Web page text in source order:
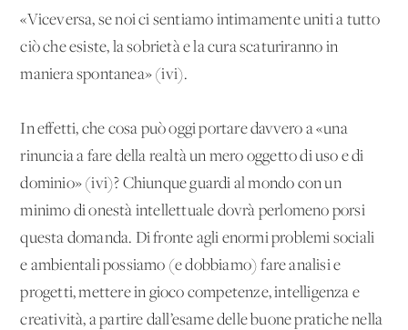
«Viceversa, se noi ci sentiamo intimamente uniti a tutto
ciò che esiste, la sobrietà e la cura scaturiranno in
maniera spontanea» (ivi).
In effetti, che cosa può oggi portare davvero a «una
rinuncia a fare della realtà un mero oggetto di uso e di
dominio» (ivi)? Chiunque guardi al mondo con un
minimo di onestà intellettuale dovrà perlomeno porsi
questa domanda. Di fronte agli enormi problemi sociali
e ambientali possiamo (e dobbiamo) fare analisi e
progetti, mettere in gioco competenze, intelligenza e
creatività, a partire dall’esame delle buone pratiche nella